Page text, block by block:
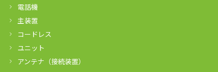
電話機
主装置
コードレス
ユニット
アンテナ（接続装置）